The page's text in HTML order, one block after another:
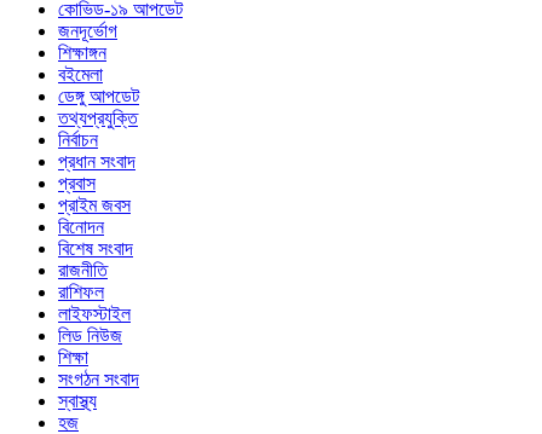
কোভিড-১৯ আপডেট
জনদূর্ভোগ
শিক্ষাঙ্গন
বইমেলা
ডেঙ্গু আপডেট
তথ্যপ্রযুক্তি
নির্বাচন
প্রধান সংবাদ
প্রবাস
প্রাইম জবস
বিনোদন
বিশেষ সংবাদ
রাজনীতি
রাশিফল
লাইফস্টাইল
লিড নিউজ
শিক্ষা
সংগঠন সংবাদ
স্বাস্থ্য
হজ